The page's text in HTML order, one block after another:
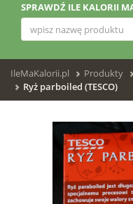
SPRAWDŹ ILE KALORII
IleMaKalorii.pl Produkty
Ryż parboiled (TESCO)